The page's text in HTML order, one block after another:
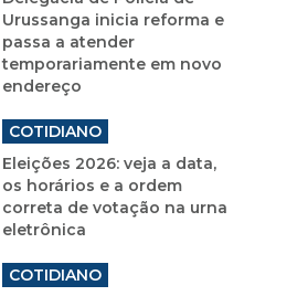
Urussanga inicia reforma e
passa a atender
temporariamente em novo
endereço
COTIDIANO
Eleições 2026: veja a data,
os horários e a ordem
correta de votação na urna
eletrônica
COTIDIANO